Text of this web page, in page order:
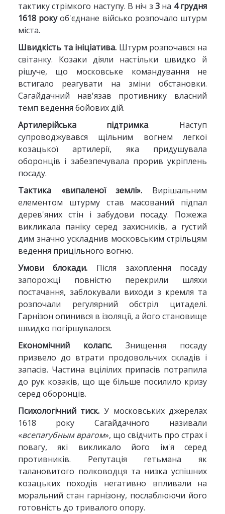
тактику стрімкого наступу. В ніч з3 на 4 грудня
1618 рокуоб'єднане військо розпочало штурм
міста.
Швидкість та ініціатива. Штурм розпочався на
світанку. Козаки діяли настільки швидко й
рішуче, що московське командування не
встигало реагувати на зміни обстановки.
Сагайдачний нав'язав противнику власний
темп ведення бойових дій.
Артилерійська підтримка. Наступ
супроводжувався щільним вогнем легкої
козацької артилерії, яка придушувала
оборонців і забезпечувала прорив укріплень
посаду.
Тактика «випаленої землі». Вирішальним
елементом штурму став масований підпал
дерев'яних стін і забудови посаду. Пожежа
викликала паніку серед захисників, а густий
дим значно ускладнив московським стрільцям
ведення прицільного вогню.
Умови блокади. Після захоплення посаду
запорожці повністю перекрили шляхи
постачання, заблокували виходи з кремля та
розпочали регулярний обстріл цитаделі.
Гарнізон опинився в ізоляції, а його становище
швидко погіршувалося.
Економічний колапс.Знищення посаду
призвело до втрати продовольчих складів і
запасів. Частина вцілілих припасів потрапила
до рук козаків, що ще більше посилило кризу
серед оборонців.
Психологічний тиск. У московських джерелах
1618 року Сагайдачного називали
«всепагубным врагом», що свідчить про страх і
повагу, які викликало його ім'я серед
противників. Репутація гетьмана як
талановитого полководця та низка успішних
козацьких походів негативно впливали на
моральний стан гарнізону, послаблюючи його
готовність до тривалого опору.